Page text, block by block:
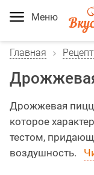
Меню
Главная
Дрожжевая
которое
тестом,
воздушность.